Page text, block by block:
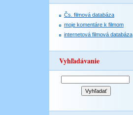
Čs. filmová databáza
moje komentáre k filmom
internetová filmová databáza
Vyhľadávanie